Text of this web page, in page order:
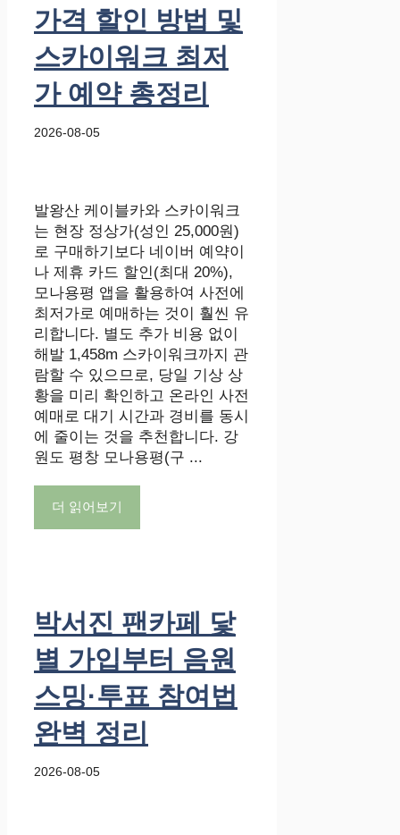
가격 할인 방법 및
스카이워크 최저
가 예약 총정리
2026-08-05
발왕산 케이블카와 스카이워크
는 현장 정상가(성인 25,000원)
로 구매하기보다 네이버 예약이
나 제휴 카드 할인(최대 20%),
모나용평 앱을 활용하여 사전에
최저가로 예매하는 것이 훨씬 유
리합니다. 별도 추가 비용 없이
해발 1,458m 스카이워크까지 관
람할 수 있으므로, 당일 기상 상
황을 미리 확인하고 온라인 사전
예매로 대기 시간과 경비를 동시
에 줄이는 것을 추천합니다. 강
원도 평창 모나용평(구 ...
더 읽어보기
박서진 팬카페 닻
별 가입부터 음원
스밍·투표 참여법
완벽 정리
2026-08-05